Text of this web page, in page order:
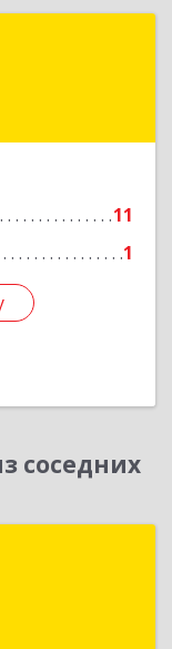
11
1
г, Чехова ул,
соседних
г, Оборонная